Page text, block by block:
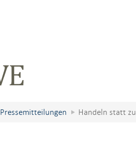
Pressemitteilungen Handeln statt